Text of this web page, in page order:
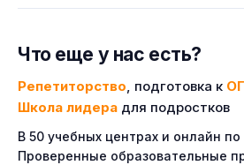
Что еще у нас есть?
Репетиторство, подготовка к
Школа лидера для подростков
В 50 учебных центрах и онлайн по
Проверенные образовательные